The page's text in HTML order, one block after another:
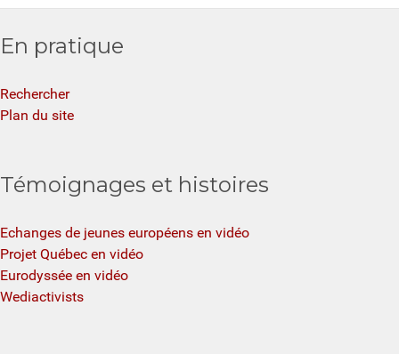
En pratique
Rechercher
Plan du site
Témoignages et histoires
Echanges de jeunes européens en vidéo
Projet Québec en vidéo
Eurodyssée en vidéo
Wediactivists